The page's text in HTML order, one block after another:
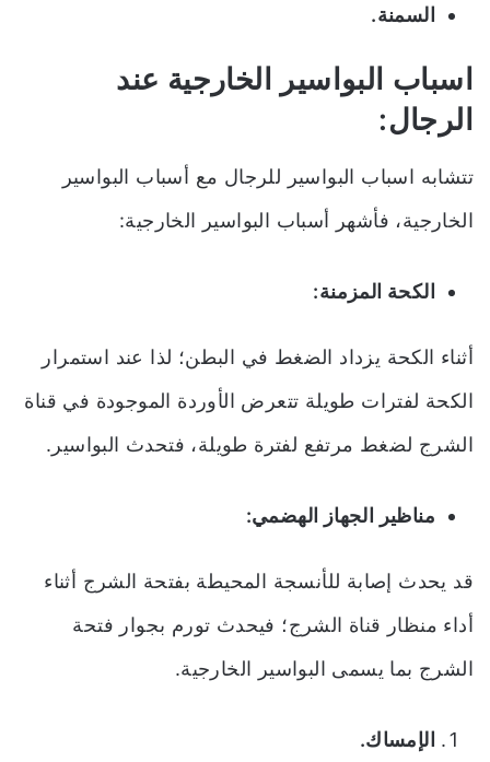
السمنة.
اسباب البواسير الخارجية عند
الرجال:
تتشابه اسباب البواسير للرجال مع أسباب البواسير
الخارجية، فأشهر أسباب البواسير الخارجية:
الكحة المزمنة:
أثناء الكحة يزداد الضغط في البطن؛ لذا عند استمرار
الكحة لفترات طويلة تتعرض الأوردة الموجودة في قناة
الشرج لضغط مرتفع لفترة طويلة، فتحدث البواسير.
مناظير الجهاز الهضمي:
قد يحدث إصابة للأنسجة المحيطة بفتحة الشرج أثناء
أداء منظار قناة الشرج؛ فيحدث تورم بجوار فتحة
الشرج بما يسمى البواسير الخارجية.
الإمساك.